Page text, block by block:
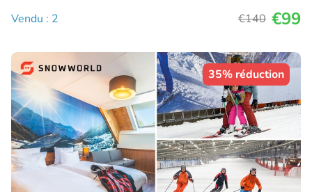
Vendu : 2
€140 €99
35% réduction